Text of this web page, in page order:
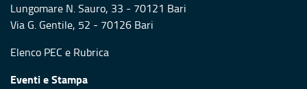
Lungomare N. Sauro, 33 - 70121 Bari
Via G. Gentile, 52 - 70126 Bari
Elenco PEC e Rubrica
Eventi e Stampa